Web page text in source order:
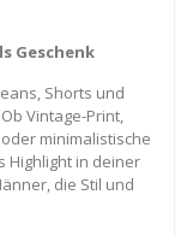
Geschenk
Shorts und
Vintage-Print,
minimalistische
Highlight in deiner
die Stil und